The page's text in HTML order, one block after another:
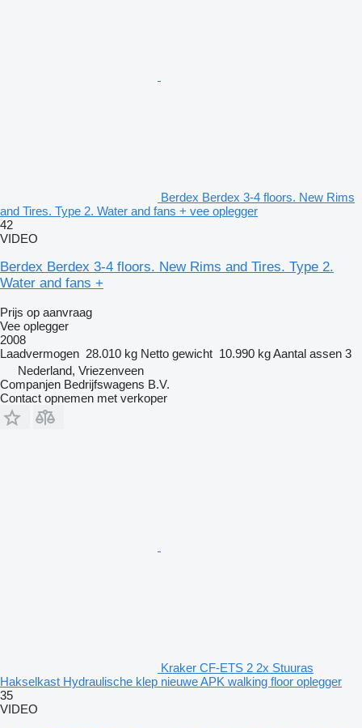
Berdex Berdex 3-4 floors. New Rims
and Tires. Type 2. Water and fans + vee oplegger
42
VIDEO
Berdex Berdex 3-4 floors. New Rims and Tires. Type 2.
Water and fans +
Prijs op aanvraag
Vee oplegger
2008
Laadvermogen 28.010 kg Netto gewicht 10.990 kgAantal assen 3
Nederland, Vriezenveen
Companjen Bedrijfswagens B.V.
Contact opnemen met verkoper
Kraker CF-ETS 2 2x Stuuras
Hakselkast Hydraulische klep nieuwe APK walking floor oplegger
35
VIDEO